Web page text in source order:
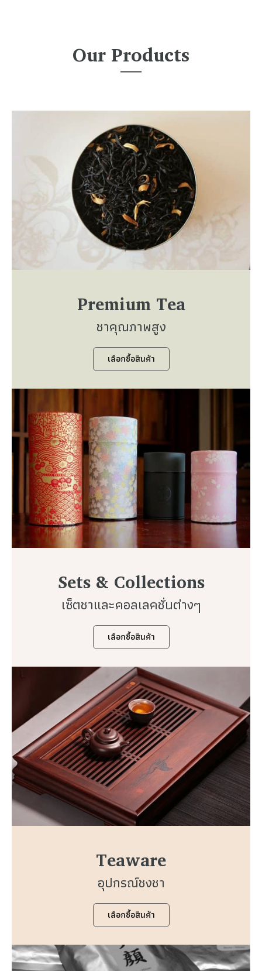
Our Products
Premium Tea
ชาคุณภาพสูง
เลือกซื้อสินค้า
Sets & Collections
เซ็ตชาและคอลเลคชั่นต่างๆ
เลือกซื้อสินค้า
Teaware
อุปกรณ์ชงชา
เลือกซื้อสินค้า